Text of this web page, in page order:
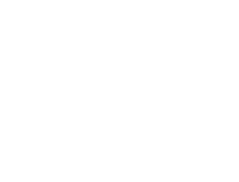
Lavado de